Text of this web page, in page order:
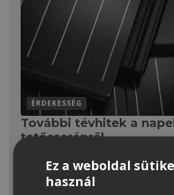
ÉRDEKESSÉG
További tévhitek a
tetőcserépről
tetőcseréppel kapcsolatos leggyakoribb
sorra. Most folytatjuk a legtöbbször
Ez a weboldal
használ